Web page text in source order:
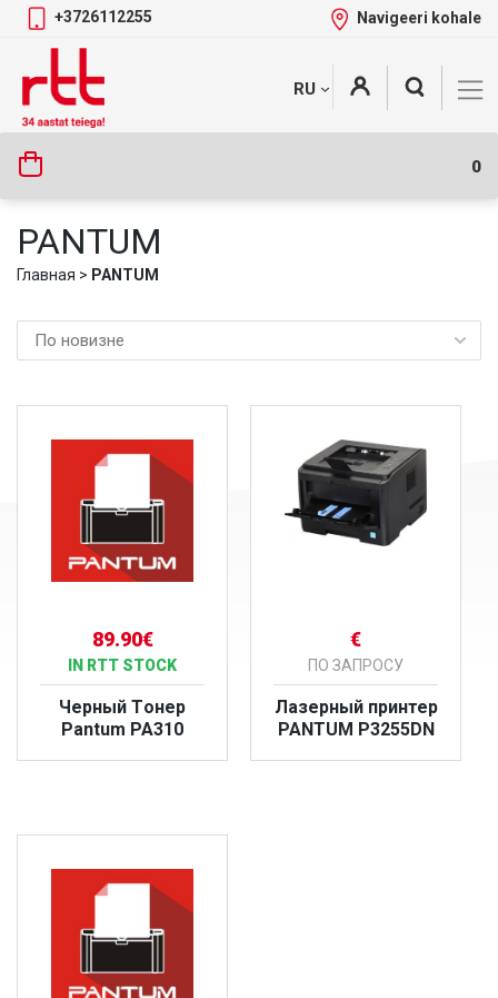
Skip
content
+3726112255 Navigeeri kohale
RU
0
Tootekategooriad +
PANTUM
Главная > PANTUM
89.90€
IN RTT STOCK
Черный Tонер
Pantum PA310
€
ПО ЗАПРОСУ
Лазерный принтер
PANTUM P3255DN